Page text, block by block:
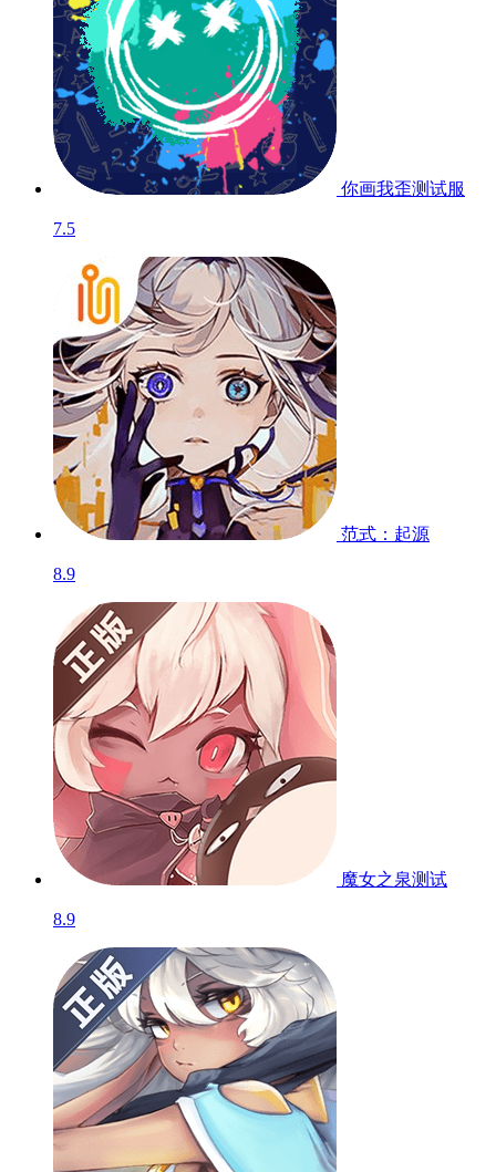
你画我歪测试服
7.5
范式：起源
8.9
魔女之泉测试
8.9